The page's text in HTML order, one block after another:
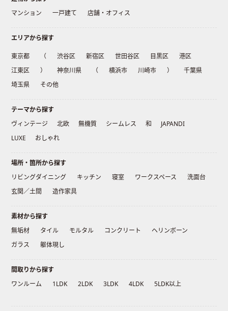
マンション
一戸建て 店舗・オフィス
エリアから探す
東京都 （ 渋谷区 新宿区 世田谷区 目黒区
港区
江東区
） 神奈川県 （ 横浜市 川崎市 ）
千葉県
埼玉県
その他
テーマから探す
ヴィンテージ
北欧 無機質 シームレス 和
JAPANDI
LUXE
おしゃれ
場所・箇所から探す
リビングダイニング
キッチン 寝室 ワークスペース
洗面台
玄関／土間
造作家具
素材から探す
無垢材
タイル モルタル コンクリート
ヘリンボーン
ガラス
躯体現し
間取りから探す
ワンルーム
1LDK 2LDK 3LDK 4LDK 5LDK以上